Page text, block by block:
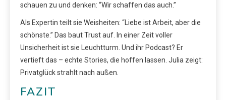
schauen zu und denken: “Wir schaffen das auch.”
Als Expertin teilt sie Weisheiten: “Liebe ist Arbeit, aber die
schönste.” Das baut Trust auf. In einer Zeit voller
Unsicherheit ist sie Leuchtturm. Und ihr Podcast? Er
vertieft das – echte Stories, die hoffen lassen. Julia zeigt:
Privatglück strahlt nach außen.
FAZIT